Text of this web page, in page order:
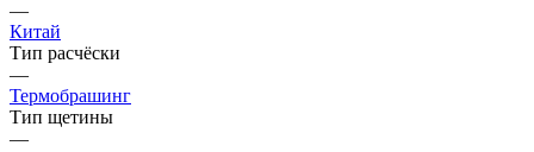
—
Китай
Тип расчёски
—
Термобрашинг
Тип щетины
—